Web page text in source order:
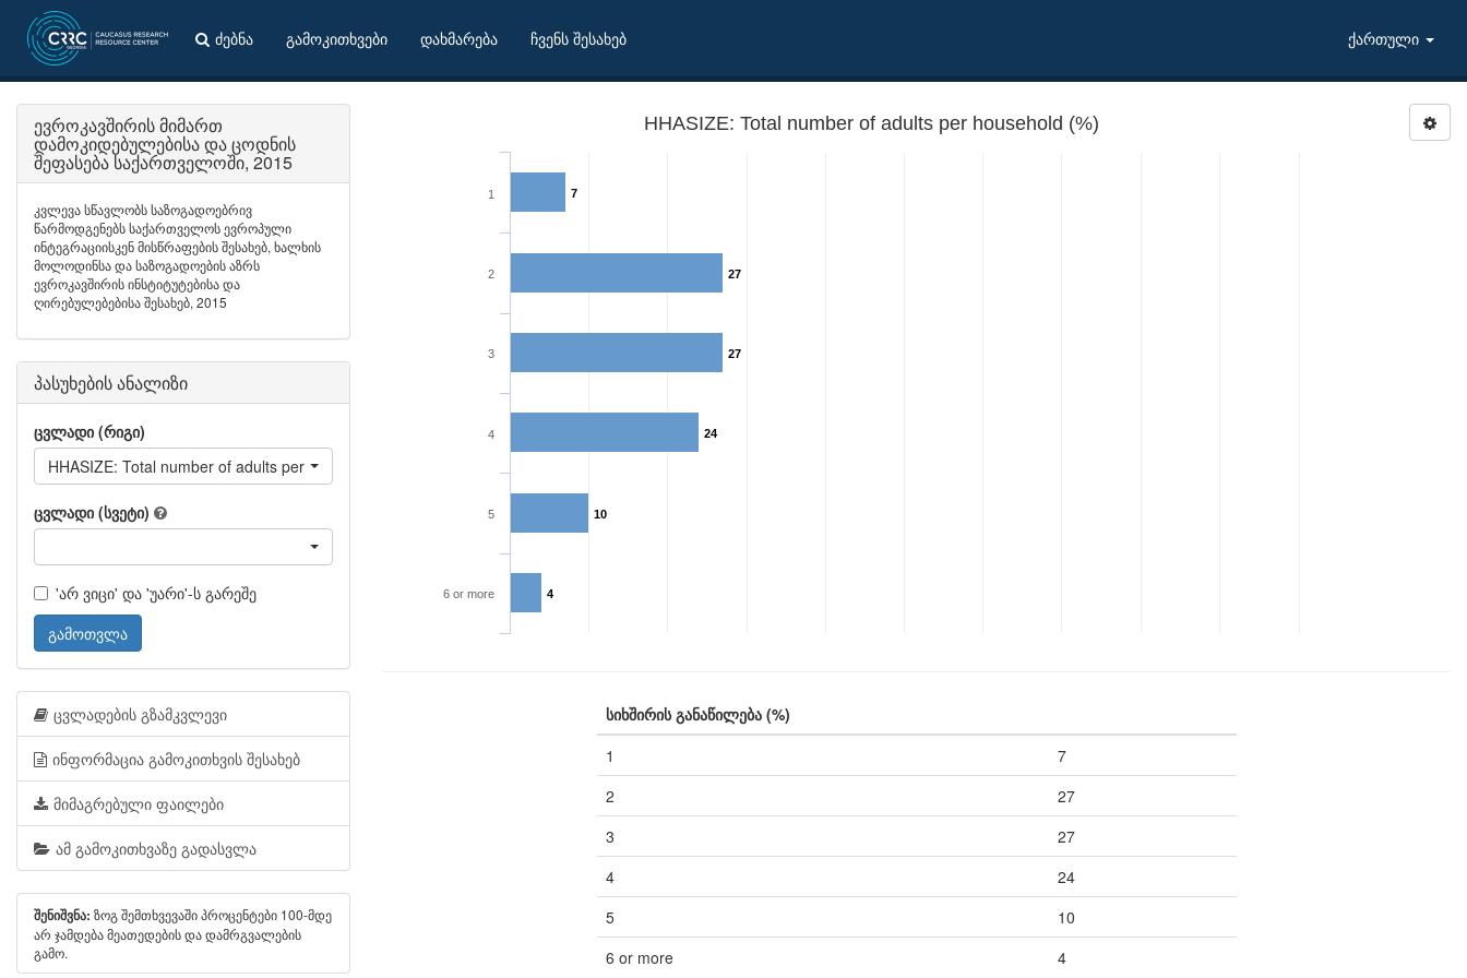
ძებნა გამოკითხვები დახმარება ჩვენს შესახებ ქართული
HHASIZE: Total number of adults per household (%)
7
27
27
24
10
4
1
2
3
4
5
6 or more
სიხშირის განაწილება (%)
1
7
2
27
3
27
4
24
5
10
6 or more
4
ევროკავშირის მიმართ
დამოკიდებულებისა და ცოდნის
შეფასება საქართველოში, 2015
კვლევა სწავლობს საზოგადოებრივ
წარმოდგენებს საქართველოს ევროპული
ინტეგრაციისკენ მისწრაფების შესახებ, ხალხის
მოლოდინსა და საზოგადოების აზრს
ევროკავშირის ინსტიტუტებისა და
ღირებულებებისა შესახებ, 2015
პასუხების ანალიზი
ცვლადი (რიგი)
HHASIZE: Total number of adults per household
ცვლადი (სვეტი)
'არ ვიცი' და 'უარი'-ს გარეშე
გამოთვლა
ცვლადების გზამკვლევი
ინფორმაცია გამოკითხვის შესახებ
მიმაგრებული ფაილები
ამ გამოკითხვაზე გადასვლა
შენიშვნა: ზოგ შემთხვევაში პროცენტები 100-მდე
არ ჯამდება მეათედების და დამრგვალების
გამო.